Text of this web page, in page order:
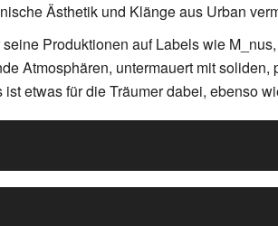
Ästhetik und Klänge aus Urban
Produktionen auf Labels wie
Atmosphären, untermauert mit
etwas für die Träumer dabei, ebenso